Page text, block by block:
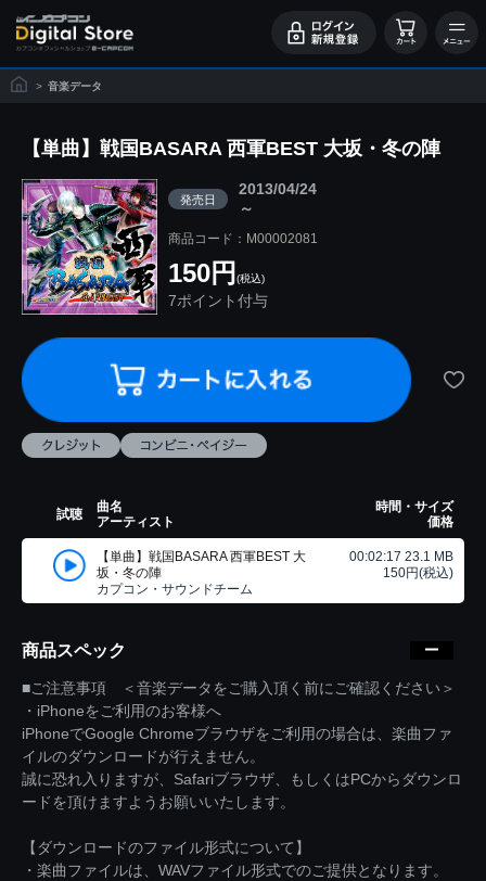
> 音楽データ
【単曲】戦国BASARA 西軍BEST 大坂・冬の陣
発売日
2013/04/24
～
商品コード：M00002081
150円 (税込)
7ポイント付与
試聴
曲名
アーティスト
時間・サイズ
価格
【単曲】戦国BASARA 西軍BEST 大
坂・冬の陣
カプコン・サウンドチーム
00:02:17 23.1 MB
150円(税込)
商品スペック
■ご注意事項 ＜音楽データをご購入頂く前にご確認ください＞
・iPhoneをご利用のお客様へ
iPhoneでGoogle Chromeブラウザをご利用の場合は、楽曲ファ
イルのダウンロードが行えません。
誠に恐れ入りますが、Safariブラウザ、もしくはPCからダウンロ
ードを頂けますようお願いいたします。
【ダウンロードのファイル形式について】
・楽曲ファイルは、WAVファイル形式でのご提供となります。